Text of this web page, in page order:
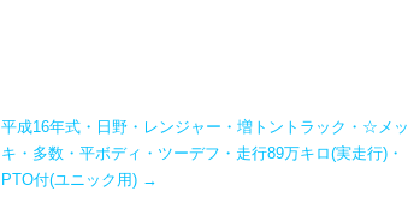
平成16年式・日野・レンジャー・増トントラック・☆メッ
キ・多数・平ボディ・ツーデフ・走行89万キロ(実走行)・
PTO付(ユニック用) →